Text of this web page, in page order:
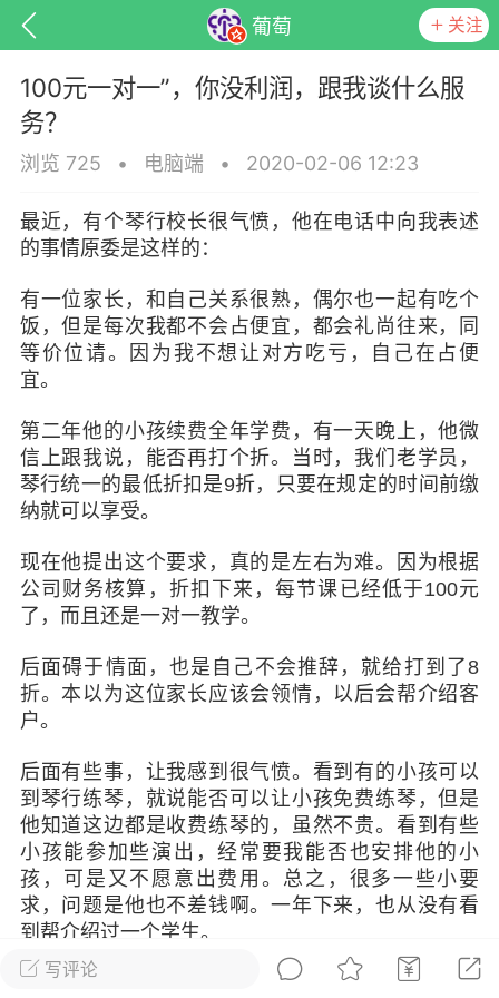
葡萄 关注
百问百答 产品服务 需求对接
06-08 15:51 电脑端 热点专题
布稳住经济一揽子政策措施
悉，为贯彻落实绍兴市经济稳进提质攻
神，绍兴市迅速出台稳住经济一揽子政
以更大力度、更快速度、更...
0 2.6k
06-08 15:43 电脑端 热点专题
！国务院：文化艺术和体育行业被纳
业，可缓缴社保
社会保障部 国家发展改革委 财政部 税务
扩大阶段性缓缴社会保险费政策实施范
的通知人社部发〔2022〕31号各省、自
写评论
100元一对一”，你没利润，跟我谈什么服
务？
浏览 725 • 电脑端 • 2020-02-06 12:23
最近，有个琴行校长很气愤，他在电话中向我表述
的事情原委是这样的：
有一位家长，和自己关系很熟，偶尔也一起有吃个
饭，但是每次我都不会占便宜，都会礼尚往来，同
等价位请。因为我不想让对方吃亏，自己在占便
宜。
第二年他的小孩续费全年学费，有一天晚上，他微
信上跟我说，能否再打个折。当时，我们老学员，
琴行统一的最低折扣是9折，只要在规定的时间前缴
纳就可以享受。
现在他提出这个要求，真的是左右为难。因为根据
公司财务核算，折扣下来，每节课已经低于100元
了，而且还是一对一教学。
后面碍于情面，也是自己不会推辞，就给打到了8
折。本以为这位家长应该会领情，以后会帮介绍客
户。
后面有些事，让我感到很气愤。看到有的小孩可以
到琴行练琴，就说能否可以让小孩免费练琴，但是
他知道这边都是收费练琴的，虽然不贵。看到有些
小孩能参加些演出，经常要我能否也安排他的小
孩，可是又不愿意出费用。总之，很多一些小要
求，问题是他也不差钱啊。一年下来，也从没有看
到帮介绍过一个学生。
后面，我们让他把琴行的详细数据信息都列出来，